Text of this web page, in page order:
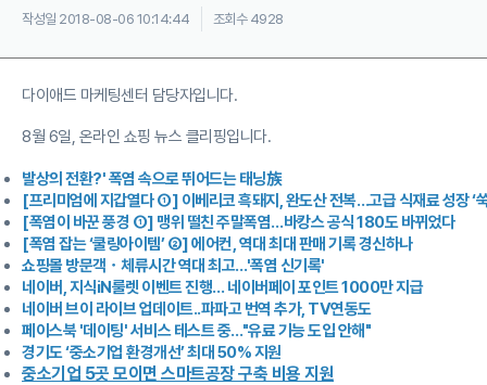
작성일 2018-08-06 10:14:44 조회수 4928
다이애드 마케팅센터 담당자입니다.
8월 6일, 온라인 쇼핑 뉴스 클리핑입니다.
발상의 전환?' 폭염 속으로 뛰어드는 태닝族
[프리미엄에 지갑열다 ①] 이베리코 흑돼지, 완도산 전복…고급 식재료 성장 ‘
[폭염이 바꾼 풍경 ①] 맹위 떨친 주말폭염…바캉스 공식 180도 바뀌었다
[폭염 잡는 ‘쿨링아이템’ ②] 에어컨, 역대 최대 판매 기록 경신하나
쇼핑몰 방문객ㆍ체류시간 역대 최고…'폭염 신기록'
네이버, 지식iN룰렛 이벤트 진행… 네이버페이 포인트 1000만 지급
네이버 브이 라이브 업데이트..파파고 번역 추가, TV연동도
페이스북 '데이팅' 서비스 테스트 중…"유료 기능 도입 안해"
경기도 ‘중소기업 환경개선’ 최대 50% 지원
중소기업 5곳 모이면 스마트공장 구축 비용 지원